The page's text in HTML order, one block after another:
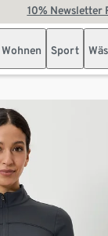
10% Newsletter
Wohnen Sport